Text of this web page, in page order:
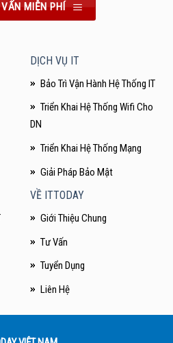
MIỄN PHÍ
DỊCH VỤ IT
Bảo Trì Vận Hành Hệ Thống IT
Triển Khai Hệ Thống Wifi Cho
DN
Triển Khai Hệ Thống Mạng
Giải Pháp Bảo Mật
VỀ ITTODAY
Giới Thiệu Chung
Tư Vấn
Tuyển Dụng
Liên Hệ